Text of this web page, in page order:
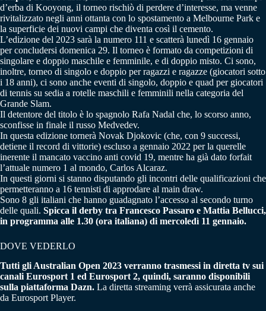
d’erba di Kooyong, il torneo rischiò di perdere d’interesse, ma venne
rivitalizzato negli anni ottanta con lo spostamento a Melbourne Park e
la superficie dei nuovi campi che diventa così il cemento.
L’edizione del 2023 sarà la numero 111 e scatterà lunedì 16 gennaio
per concludersi domenica 29. Il torneo è formato da competizioni di
singolare e doppio maschile e femminile, e di doppio misto. Ci sono,
inoltre, torneo di singolo e doppio per ragazzi e ragazze (giocatori sotto
i 18 anni), ci sono anche eventi di singolo, doppio e quad per giocatori
di tennis su sedia a rotelle maschili e femminili nella categoria del
Grande Slam.
Il detentore del titolo è lo spagnolo Rafa Nadal che, lo scorso anno,
sconfisse in finale il russo Medvedev.
In questa edizione tornerà Novak Djokovic (che, con 9 successi,
detiene il record di vittorie) escluso a gennaio 2022 per la querelle
inerente il mancato vaccino anti covid 19, mentre ha già dato forfait
l’attuale numero 1 al mondo, Carlos Alcaraz.
In questi giorni si stanno disputando gli incontri delle qualificazioni che
permetteranno a 16 tennisti di approdare al main draw.
Sono 8 gli italiani che hanno guadagnato l’accesso al secondo turno
delle quali. Spicca il derby tra Francesco Passaro e Mattia Bellucci,
in programma alle 1.30 (ora italiana) di mercoledì 11 gennaio.
DOVE VEDERLO
Tutti gli Australian Open 2023 verranno trasmessi in diretta tv sui
canali Eurosport 1 ed Eurosport 2, quindi, saranno disponibili
sulla piattaforma Dazn. La diretta streaming verrà assicurata anche
da Eurosport Player.